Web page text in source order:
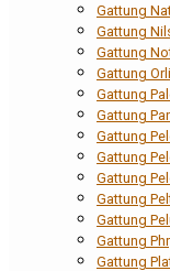
Gattung
Gattung
Gattung
Gattung
Gattung
Gattung
Gattung
Gattung
Gattung
Gattung
Gattung
Gattung
Gattung